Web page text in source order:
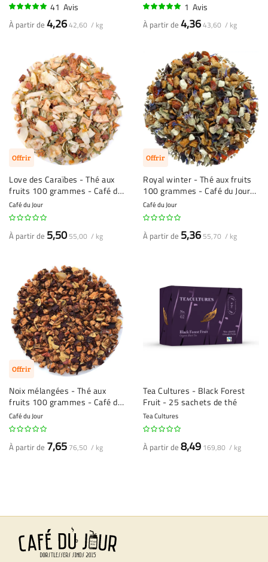
41 Avis
À partir de 4,2642,60 / kg
1 Avis
À partir de 4,3643,60 / kg
Offrir
Love des Caraïbes - Thé aux
fruits 100 grammes - Café du
Jour thé en vrac
Café du Jour
À partir de 5,50 55,00 / kg
Offrir
Royal winter - Thé aux fruits
100 grammes - Café du Jour
thé en vrac
Café du Jour
À partir de 5,36 55,70 / kg
Offrir
Noix mélangées - Thé aux
fruits 100 grammes - Café du
Jour thé en vrac
Café du Jour
À partir de 7,65 76,50 / kg
Tea Cultures - Black Forest
Fruit - 25 sachets de thé
Tea Cultures
À partir de 8,49 169,80 / kg